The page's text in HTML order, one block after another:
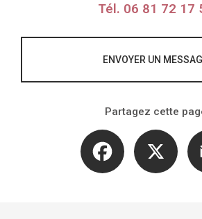
Tél. 06 81 72 17
ENVOYER UN
Partagez cette
Facebook